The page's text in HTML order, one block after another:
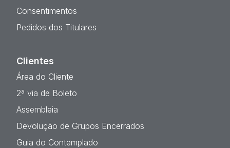
Consentimentos
Pedidos dos Titulares
Clientes
Área do Cliente
2ª via de Boleto
Assembleia
Devolução de Grupos Encerrados
Guia do Contemplado